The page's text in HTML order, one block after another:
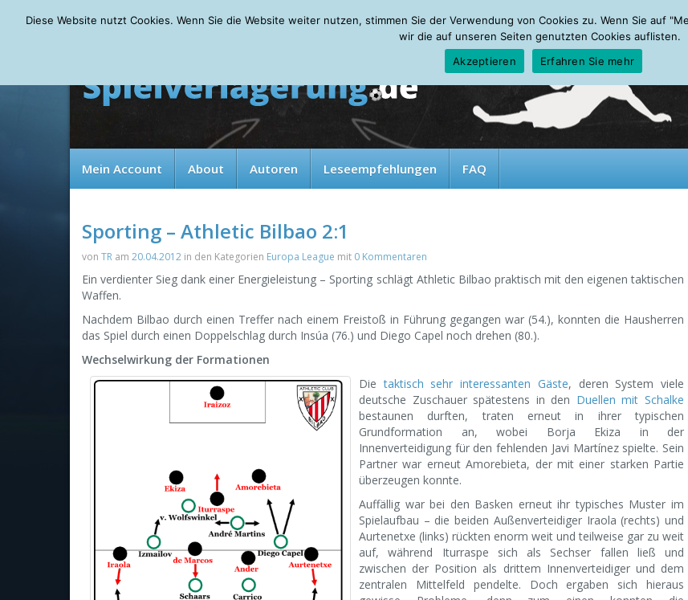
Saturday, 08.08.2026
Mein Account About Autoren Leseempfehlungen FAQ
Sporting – Athletic Bilbao 2:1
von TR am 20.04.2012 in den Kategorien Europa League mit 0 Kommentaren
Ein verdienter Sieg dank einer Energieleistung – Sporting schlägt Athletic Bilbao praktisch mit den eigenen taktischen
Waffen.
Nachdem Bilbao durch einen Treffer nach einem Freistoß in Führung gegangen war (54.), konnten die Hausherren
das Spiel durch einen Doppelschlag durch Insúa (76.) und Diego Capel noch drehen (80.).
Wechselwirkung der Formationen
Dietaktisch sehr interessanten Gäste, deren System viele
deutsche Zuschauer spätestens in den Duellen mit Schalke
bestaunen durften, traten erneut in ihrer typischen
Grundformation an, wobei Borja Ekiza in der
Innenverteidigung für den fehlenden Javi Martínez spielte. Sein
Partner war erneut Amorebieta, der mit einer starken Partie
überzeugen konnte.
Auffällig war bei den Basken erneut ihr typisches Muster im
Spielaufbau – die beiden Außenverteidiger Iraola (rechts) und
Aurtenetxe (links) rückten enorm weit und teilweise gar zu weit
auf, während Iturraspe sich als Sechser fallen ließ und
zwischen der Position als drittem Innenverteidiger und dem
zentralen Mittelfeld pendelte. Doch ergaben sich hieraus
Diese Website nutzt Cookies. Wenn Sie die Website weiter nutzen, stimmen Sie der Verwendung von Cookies zu. Wenn Sie auf
wir die auf unseren Seiten genutzten Cookies auflisten.
Akzeptieren
Erfahren Sie mehr